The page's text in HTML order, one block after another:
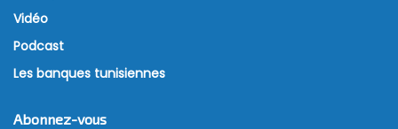
Vidéo
Podcast
Les banques tunisiennes
Abonnez-vous